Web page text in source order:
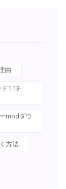
由
1.13-
modダウ
方法